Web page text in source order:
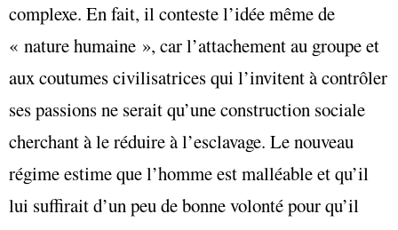
complexe. En fait, il conteste l’idée même de
« nature humaine », car l’attachement au groupe et
aux coutumes civilisatrices qui l’invitent à contrôler
ses passions ne serait qu’une construction sociale
cherchant à le réduire à l’esclavage. Le nouveau
régime estime que l’homme est malléable et qu’il
lui suffirait d’un peu de bonne volonté pour qu’il